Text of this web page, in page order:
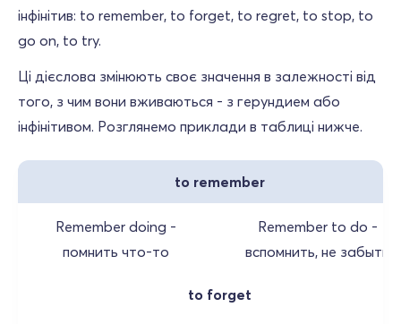
інфінітив: to remember, to forget, to regret, to stop, to
go on, to try.
Ці дієслова змінюють своє значення в залежності від
того, з чим вони вживаються - з герундием або
інфінітивом. Розглянемо приклади в таблиці нижче.
to remember
Remember doing -
помнить что-то
Remember to do -
вспомнить, не забыть
to forget